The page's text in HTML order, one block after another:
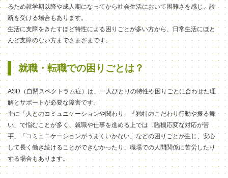
るため就学期以降や成人期になってから社会生活において困難さを感じ、診
断を受ける場合もあります。
生活に支障をきたすほど特性による困りごとが多い方から、日常生活にほと
んど支障のない方までさまざまです。
就職・転職での困りごとは？
ASD（自閉スペクトラム症）は、 一人ひとりの特性や困りごとに合わせた理
解とサポート が必要な障害です。
主に「人とのコミュニケーションや関わり」「独特のこだわり行動や振る舞
い」で悩むことが多く、就職や仕事を進める上では「臨機応変な対応が苦
手」「コミュニケーションがうまくいかない」などの困りごとが生じ、安心
して長く働き続けることができなかったり、職場での人間関係に苦労したり
する場合もあります。